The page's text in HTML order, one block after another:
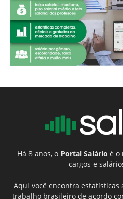
Há 8 anos, o Portal Salário é o
cargos e
Aqui você encontra
trabalho brasileiro de acordo